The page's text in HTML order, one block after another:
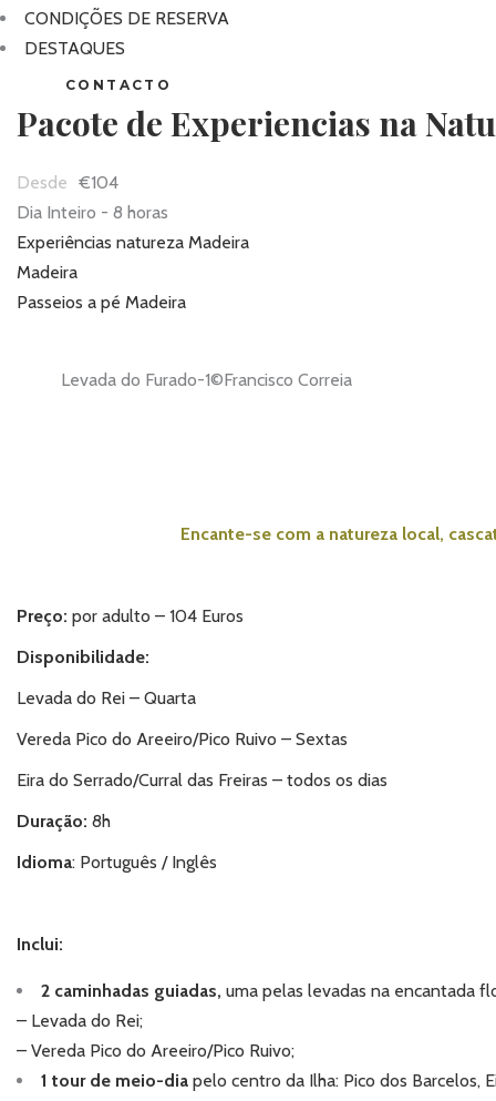
CONTACTO
CONDIÇÕES DE RESERVA
DESTAQUES
Pacote de Experiencias na
€104
Dia Inteiro - 8 horas
Experiências natureza Madeira
Madeira
Passeios a pé Madeira
Levada do Furado-1©Francisco Correia
Encante-se com a natureza local,
Preço: por adulto – 104 Euros
Disponibilidade:
Levada do Rei – Quarta
Vereda Pico do Areeiro/Pico Ruivo – Sextas
Eira do Serrado/Curral das Freiras – todos os dias
Duração: 8h
Idioma: Português / Inglês
Inclui:
2 caminhadas guiadas, uma pelas levadas na encantada
– Levada do Rei;
– Vereda Pico do Areeiro/Pico Ruivo;
1 tour de meio-dia pelo centro da Ilha: Pico dos Barcelos,